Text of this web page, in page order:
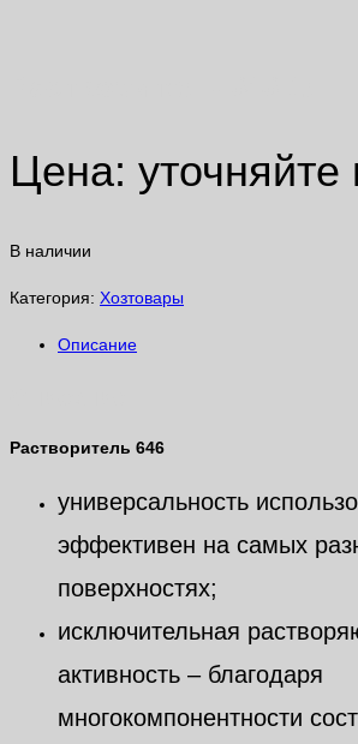
Цена: уточняйте
В наличии
Категория: Хозтовары
Описание
Растворитель 646
универсальность
эффективен на самых
поверхностях;
исключительная
активность – благодаря
многокомпонентности